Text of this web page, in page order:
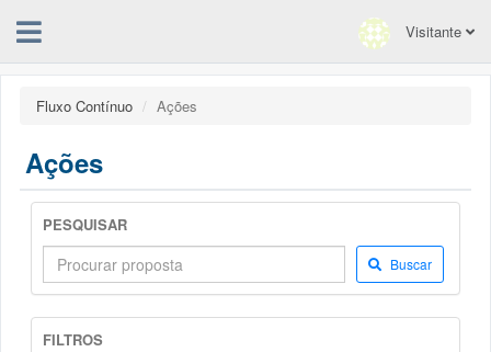
Visitante
Fluxo Contínuo Ações
Ações
PESQUISAR
Buscar
FILTROS